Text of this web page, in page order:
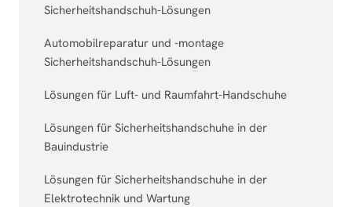
Sicherheitshandschuh-Lösungen
Automobilreparatur und -montage
Sicherheitshandschuh-Lösungen
Lösungen für Luft- und Raumfahrt-Handschuhe
Lösungen für Sicherheitshandschuhe in der
Bauindustrie
Lösungen für Sicherheitshandschuhe in der
Elektrotechnik und Wartung